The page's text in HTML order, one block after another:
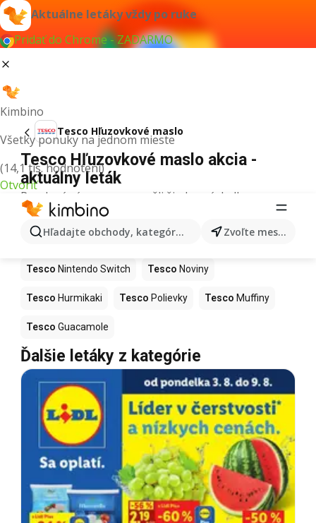
Aktuálne letáky vždy po ruke
Pridať do Chrome - ZADARMO
Kimbino
Všetky ponuky na jednom mieste
(14,1 tis. hodnotení)
Otvoriť
Hľadajte obchody, kategórie, produkty... Zvoľte mesto
Tesco Hľuzovkové maslo
Tesco Hľuzovkové maslo akcia -
aktuálny leták
Pre daný výraz sme nenašli žiadne výsledky.
Ďalšie produkty v obchodoch Tesco
Tesco Kapor Tesco Ashwagandha
Tesco Nintendo Switch Tesco Noviny
Tesco Hurmikaki Tesco Polievky Tesco Muffiny
Tesco Guacamole
Ďalšie letáky z kategórie